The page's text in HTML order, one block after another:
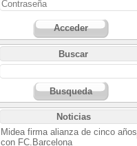
Acceder
Buscar
Busqueda
Noticias
Midea firma alianza de cinco años
con FC.Barcelona